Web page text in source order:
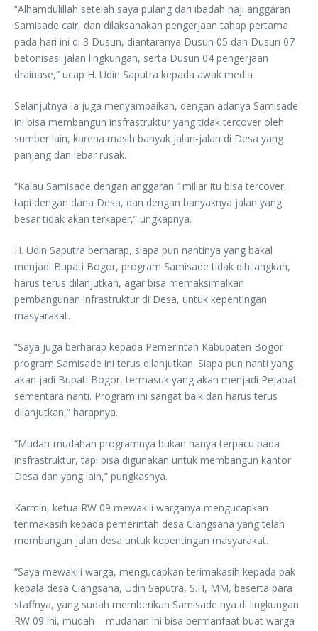
“Alhamdulillah setelah saya pulang dari ibadah haji anggaran
Samisade cair, dan dilaksanakan pengerjaan tahap pertama
pada hari ini di 3 Dusun, diantaranya Dusun 05 dan Dusun 07
betonisasi jalan lingkungan, serta Dusun 04 pengerjaan
drainase,” ucap H. Udin Saputra kepada awak media
Selanjutnya Ia juga menyampaikan, dengan adanya Samisade
ini bisa membangun insfrastruktur yang tidak tercover oleh
sumber lain, karena masih banyak jalan-jalan di Desa yang
panjang dan lebar rusak.
“Kalau Samisade dengan anggaran 1miliar itu bisa tercover,
tapi dengan dana Desa, dan dengan banyaknya jalan yang
besar tidak akan terkaper,” ungkapnya.
H. Udin Saputra berharap, siapa pun nantinya yang bakal
menjadi Bupati Bogor, program Samisade tidak dihilangkan,
harus terus dilanjutkan, agar bisa memaksimalkan
pembangunan infrastruktur di Desa, untuk kepentingan
masyarakat.
“Saya juga berharap kepada Pemerintah Kabupaten Bogor
program Samisade ini terus dilanjutkan. Siapa pun nanti yang
akan jadi Bupati Bogor, termasuk yang akan menjadi Pejabat
sementara nanti. Program ini sangat baik dan harus terus
dilanjutkan,” harapnya.
“Mudah-mudahan programnya bukan hanya terpacu pada
insfrastruktur, tapi bisa digunakan untuk membangun kantor
Desa dan yang lain,” pungkasnya.
Karmin, ketua RW 09 mewakili warganya mengucapkan
terimakasih kepada pemerintah desa Ciangsana yang telah
membangun jalan desa untuk kepentingan masyarakat.
“Saya mewakili warga, mengucapkan terimakasih kepada pak
kepala desa Ciangsana, Udin Saputra, S.H, MM, beserta para
staffnya, yang sudah memberikan Samisade nya di lingkungan
RW 09 ini, mudah – mudahan ini bisa bermanfaat buat warga